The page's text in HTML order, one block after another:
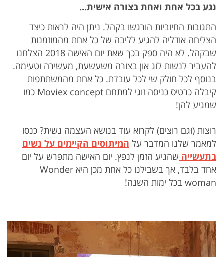
נגע בכל אחת ואחת בצורה אישית...
התגובות החיוביות הורגשו בקהל. ניתן היה לראות כיצד
הצליחה אודליה להגיע לליבה של כל אחת מהמוזמנות
שבקהל. לא היה ספק בכך שאת יום האישה 2018 הצלחנו
להעביר לנשות לוג און בצורה משעשעת, מעשירה וטעימה.
בנוסף לכל חולק שי לכל עובדת. כל אחת מהמשתתפות
קיבלה כרטיס כניסה זוגי למתחם Moviex concept כמו
שמגיע להן!
רוצות (וגם רוצים) לקרוא עוד בנושא העצמה נשית? כנסו
למאמר שלנו המדבר על המיתוסים הקיימים על נשים
בתעשייה שהגיע הזמן לנפץ. יום האישה מתפרש על יום
אחד בלבד, אך בשבילנו כל אחת מכן היא Wonder
woman בכל ימות השנה!